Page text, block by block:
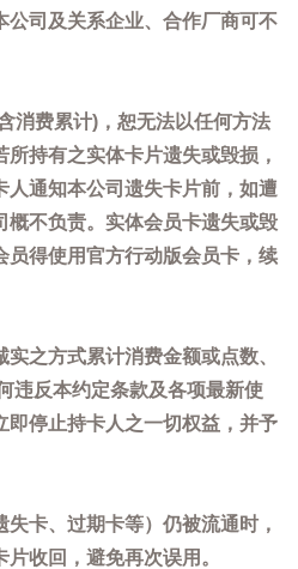
公司及关系企业、合作厂商可不
消费累计)，恕无法以任何方法
持有之实体卡片遗失或毁损，
人通知本公司遗失卡片前，如遭
概不负责。实体会员卡遗失或毁
员得使用官方行动版会员卡，续
之方式累计消费金额或点数、
违反本约定条款及各项最新使
即停止持卡人之一切权益，并予
卡、过期卡等）仍被流通时，
收回，避免再次误用。